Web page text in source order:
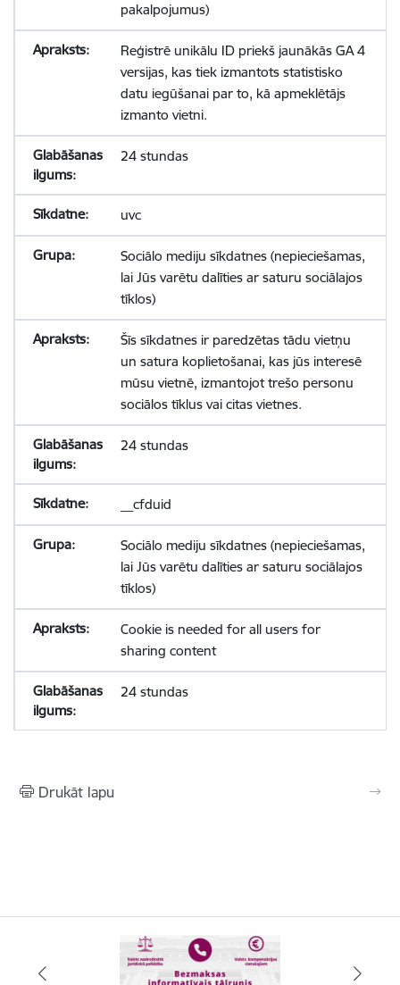
pakalpojumus)
Reģistrē unikālu ID priekš jaunākās GA 4
versijas, kas tiek izmantots statistisko
datu iegūšanai par to, kā apmeklētājs
izmanto vietni.
24 stundas
uvc
Sociālo mediju sīkdatnes (nepieciešamas,
lai Jūs varētu dalīties ar saturu sociālajos
tīklos)
Šīs sīkdatnes ir paredzētas tādu vietņu
un satura koplietošanai, kas jūs interesē
mūsu vietnē, izmantojot trešo personu
sociālos tīklus vai citas vietnes.
24 stundas
__cfduid
Sociālo mediju sīkdatnes (nepieciešamas,
lai Jūs varētu dalīties ar saturu sociālajos
tīklos)
Cookie is needed for all users for
sharing content
24 stundas
Drukāt lapu